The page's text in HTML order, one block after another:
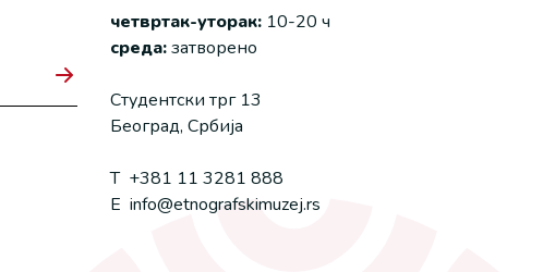
четвртак-уторак:10-20 ч
среда:затворено
Студентски трг 13
Београд, Србија
T +381 11 3281 888
E info@etnografskimuzej.rs